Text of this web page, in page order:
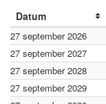
Datum
27 september 2026
27 september 2027
27 september 2028
27 september 2029